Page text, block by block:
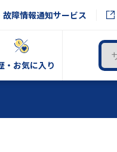
故障情報通知サービス
・お気に入り